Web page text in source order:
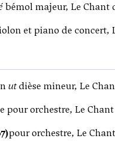
bémol majeur, Le Chant
et piano de concert,
utdièse mineur, Le
pour orchestre, Le
pour orchestre, Le